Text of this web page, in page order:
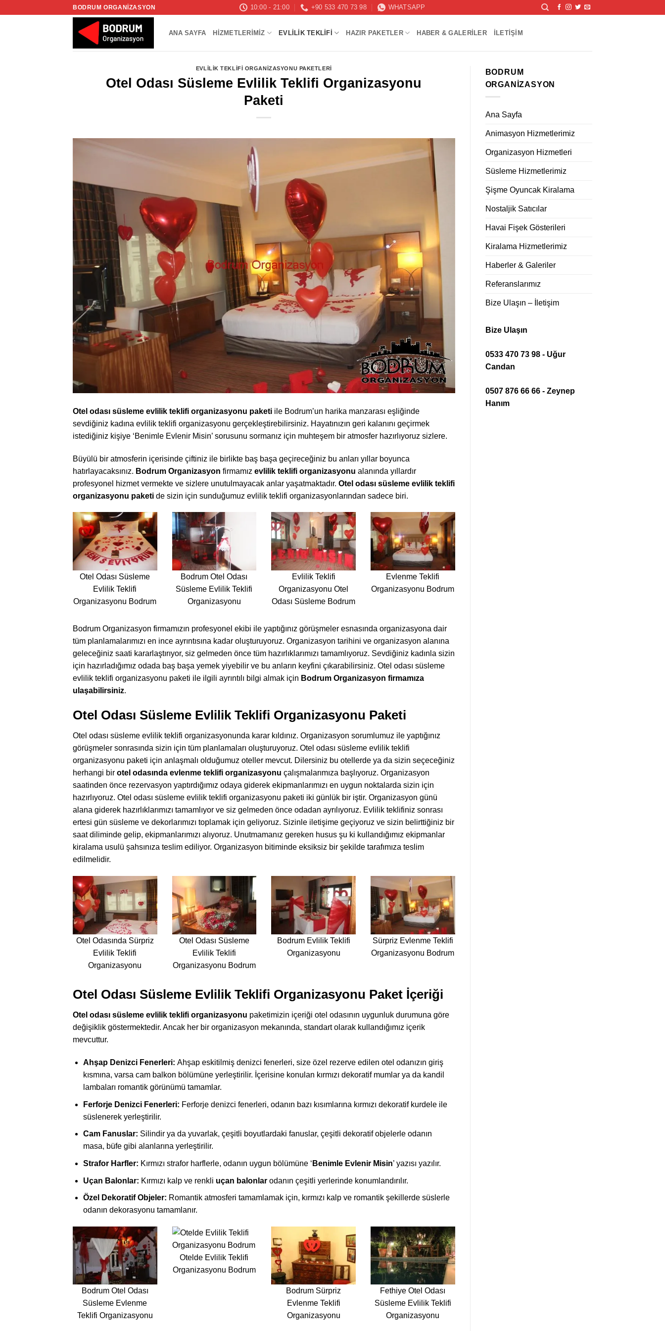
BODRUM ORGANIZASYON 10:00 - 21:00 +90 533 470 73 98 WHATSAPP
ANA SAYFA HIZMETLERIMIZ EVLILIK TEKLIFI HAZIR PAKETLER HABER & GALERILER İLETIŞIM
EVLILIK TEKLIFI ORGANIZASYONU PAKETLERI
Otel Odası Süsleme Evlilik Teklifi Organizasyonu
Paketi
Otel odası süsleme evlilik teklifi organizasyonu paketi ile Bodrum’un harika manzarası eşliğinde
sevdiğiniz kadına evlilik teklifi organizasyonu gerçekleştirebilirsiniz. Hayatınızın geri kalanını geçirmek
istediğiniz kişiye ‘Benimle Evlenir Misin’ sorusunu sormanız için muhteşem bir atmosfer hazırlıyoruz sizlere.
Büyülü bir atmosferin içerisinde çiftiniz ile birlikte baş başa geçireceğiniz bu anları yıllar boyunca
hatırlayacaksınız. Bodrum Organizasyon firmamız evlilik teklifi organizasyonu alanında yıllardır
profesyonel hizmet vermekte ve sizlere unutulmayacak anlar yaşatmaktadır. Otel odası süsleme evlilik teklifi
organizasyonu paketi de sizin için sunduğumuz evlilik teklifi organizasyonlarından sadece biri.
Otel Odası Süsleme
Evlilik Teklifi
Organizasyonu Bodrum
Bodrum Otel Odası
Süsleme Evlilik Teklifi
Organizasyonu
Evlilik Teklifi
Organizasyonu Otel
Odası Süsleme Bodrum
Evlenme Teklifi
Organizasyonu Bodrum
Bodrum Organizasyon firmamızın profesyonel ekibi ile yaptığınız görüşmeler esnasında organizasyona dair
tüm planlamalarımızı en ince ayrıntısına kadar oluşturuyoruz. Organizasyon tarihini ve organizasyon alanına
geleceğiniz saati kararlaştırıyor, siz gelmeden önce tüm hazırlıklarımızı tamamlıyoruz. Sevdiğiniz kadınla sizin
için hazırladığımız odada baş başa yemek yiyebilir ve bu anların keyfini çıkarabilirsiniz. Otel odası süsleme
evlilik teklifi organizasyonu paketi ile ilgili ayrıntılı bilgi almak için Bodrum Organizasyon firmamıza
ulaşabilirsiniz.
Otel Odası Süsleme Evlilik Teklifi Organizasyonu Paketi
Otel odası süsleme evlilik teklifi organizasyonunda karar kıldınız. Organizasyon sorumlumuz ile yaptığınız
görüşmeler sonrasında sizin için tüm planlamaları oluşturuyoruz. Otel odası süsleme evlilik teklifi
organizasyonu paketi için anlaşmalı olduğumuz oteller mevcut. Dilersiniz bu otellerde ya da sizin seçeceğiniz
herhangi bir otel odasında evlenme teklifi organizasyonu çalışmalarımıza başlıyoruz. Organizasyon
saatinden önce rezervasyon yaptırdığımız odaya giderek ekipmanlarımızı en uygun noktalarda sizin için
hazırlıyoruz. Otel odası süsleme evlilik teklifi organizasyonu paketi iki günlük bir iştir. Organizasyon günü
alana giderek hazırlıklarımızı tamamlıyor ve siz gelmeden önce odadan ayrılıyoruz. Evlilik teklifiniz sonrası
ertesi gün süsleme ve dekorlarımızı toplamak için geliyoruz. Sizinle iletişime geçiyoruz ve sizin belirttiğiniz bir
saat diliminde gelip, ekipmanlarımızı alıyoruz. Unutmamanız gereken husus şu ki kullandığımız ekipmanlar
kiralama usulü şahsınıza teslim ediliyor. Organizasyon bitiminde eksiksiz bir şekilde tarafımıza teslim
edilmelidir.
Otel Odasında Sürpriz
Evlilik Teklifi
Organizasyonu
Otel Odası Süsleme
Evlilik Teklifi
Organizasyonu Bodrum
Bodrum Evlilik Teklifi
Organizasyonu
Sürpriz Evlenme Teklifi
Organizasyonu Bodrum
Otel Odası Süsleme Evlilik Teklifi Organizasyonu Paket İçeriği
Otel odası süsleme evlilik teklifi organizasyonu paketimizin içeriği otel odasının uygunluk durumuna göre
değişiklik göstermektedir. Ancak her bir organizasyon mekanında, standart olarak kullandığımız içerik
mevcuttur.
Ahşap Denizci Fenerleri: Ahşap eskitilmiş denizci fenerleri, size özel rezerve edilen otel odanızın giriş
kısmına, varsa cam balkon bölümüne yerleştirilir. İçerisine konulan kırmızı dekoratif mumlar ya da kandil
lambaları romantik görünümü tamamlar.
Ferforje Denizci Fenerleri: Ferforje denizci fenerleri, odanın bazı kısımlarına kırmızı dekoratif kurdele ile
süslenerek yerleştirilir.
Cam Fanuslar: Silindir ya da yuvarlak, çeşitli boyutlardaki fanuslar, çeşitli dekoratif objelerle odanın
masa, büfe gibi alanlarına yerleştirilir.
Strafor Harfler: Kırmızı strafor harflerle, odanın uygun bölümüne ‘ Benimle Evlenir Misin’ yazısı yazılır.
Uçan Balonlar: Kırmızı kalp ve renkli uçan balonlarodanın çeşitli yerlerinde konumlandırılır.
Özel Dekoratif Objeler: Romantik atmosferi tamamlamak için, kırmızı kalp ve romantik şekillerde süslerle
odanın dekorasyonu tamamlanır.
Bodrum Otel Odası
Süsleme Evlenme
Teklifi Organizasyonu
Otelde Evlilik Teklifi
Organizasyonu Bodrum
Bodrum Sürpriz
Evlenme Teklifi
Organizasyonu
Fethiye Otel Odası
Süsleme Evlilik Teklifi
Organizasyonu
BODRUM
ORGANIZASYON
Ana Sayfa
Animasyon Hizmetlerimiz
Organizasyon Hizmetleri
Süsleme Hizmetlerimiz
Şişme Oyuncak Kiralama
Nostaljik Satıcılar
Havai Fişek Gösterileri
Kiralama Hizmetlerimiz
Haberler & Galeriler
Referanslarımız
Bize Ulaşın – İletişim
Bize Ulaşın
0533 470 73 98 - Uğur
Candan
0507 876 66 66 - Zeynep
Hanım